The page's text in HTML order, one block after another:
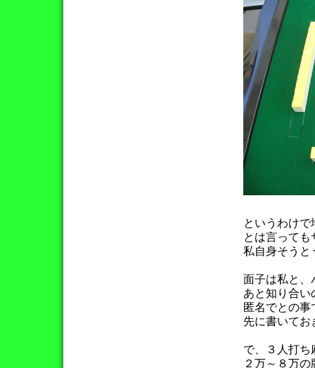
というわけ
とは言って
私自身そうと
面子は私と、
あと知り合い
匿名でとの
先に書いてお
で、３人打ち
２万～８万